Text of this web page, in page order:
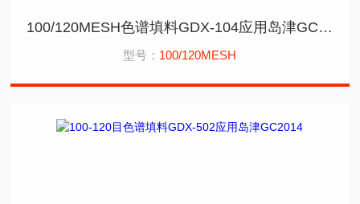
100/120MESH色谱填料GDX-104应用岛津GC2030
型号： 100/120MESH